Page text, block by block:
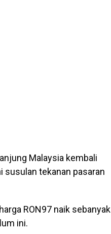
Malaysia kembali
susulan tekanan pasaran
RON97 naik sebanyak
ini.